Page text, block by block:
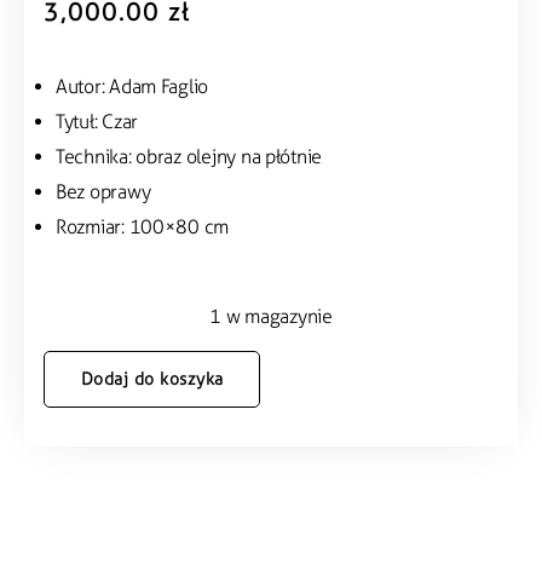
3,000.00 zł
Autor: Adam Faglio
Tytuł: Czar
Technika: obraz olejny na płótnie
Bez oprawy
Rozmiar: 100×80 cm
1 w magazynie
Dodaj do koszyka